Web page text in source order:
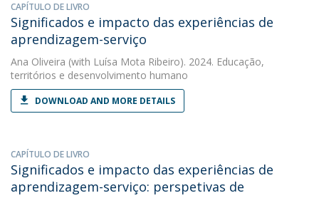
CAPÍTULO DE LIVRO
Significados e impacto das experiências de
aprendizagem-serviço
Ana Oliveira (with Luísa Mota Ribeiro). 2024. Educação,
territórios e desenvolvimento humano
DOWNLOAD AND MORE DETAILS
CAPÍTULO DE LIVRO
Significados e impacto das experiências de
aprendizagem-serviço: perspetivas de